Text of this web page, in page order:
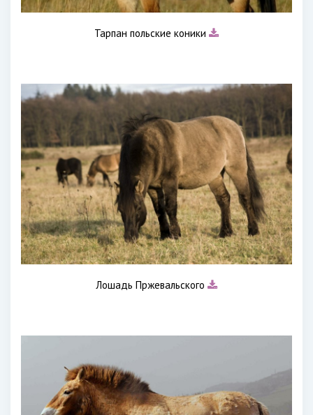
Тарпан польские коники
Лошадь Пржевальского